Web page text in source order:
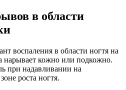
в области
воспаления в области ногтя на
нарывает кожно или подкожно.
при надавливании на
роста ногтя.